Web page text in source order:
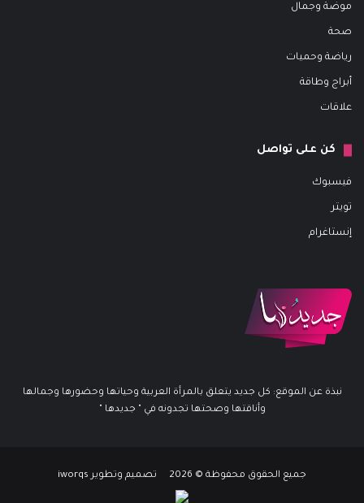
موضة وجمال
صحة
رياضة وحميات
أبراج وطاقة
علاقات
كن على تواصل
فيسبوك
تويتر
إنستاغرام
نبذة عن الموقع: كل جديد يتعلق بالمرأة العربية وحياتها وحضورها وجمالها
وأناقتها وصحتها تجدونه في " جديدها "
جميع الحقوق محفوظة © 2026 تصميم وتطوير iworqs